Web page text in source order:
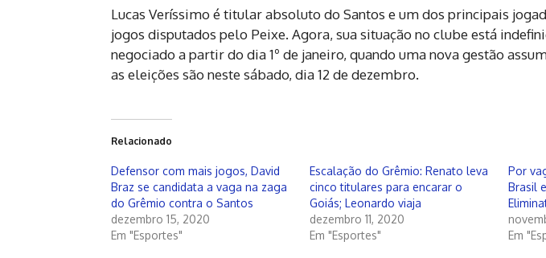
Lucas Veríssimo é titular absoluto do Santos e um dos principais
jogos disputados pelo Peixe. Agora, sua situação no clube está
negociado a partir do dia 1º de janeiro, quando uma nova gestão
as eleições são neste sábado, dia 12 de dezembro.
Relacionado
Defensor com mais jogos, David
Braz se candidata a vaga na zaga
do Grêmio contra o Santos
dezembro 15, 2020
Em "Esportes"
Escalação do Grêmio: Renato leva
cinco titulares para encarar o
Goiás; Leonardo viaja
dezembro 11, 2020
Em "Esportes"
Por
Brasil
Em